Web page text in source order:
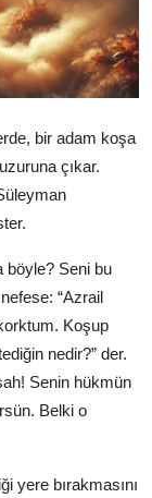
bir adam koşa
çıkar.
böyle? Seni bu
“Azrail
Koşup
nedir?” der.
Senin hükmün
Belki o
yere bırakmasını